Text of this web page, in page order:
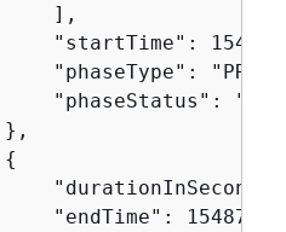
],
"startTime":
"phaseType":
"phaseStatus":
{
"endTime":